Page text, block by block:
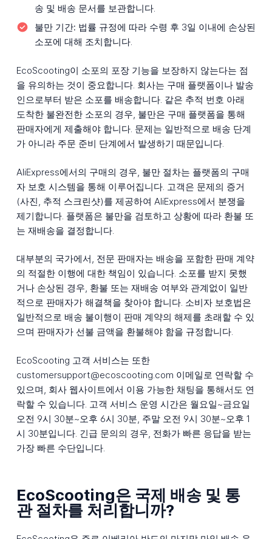
송 및 배송 문서를 보관합니다.
불만 기간: 법률 규정에 따라 수령 후 3일 이내에 손상된
소포에 대해 조치합니다.
EcoScooting이 소포의 포장 기능을 보장하지 않는다는 점
을 유의하는 것이 중요합니다. 회사는 구매 플랫폼이나 발송
인으로부터 받은 소포를 배송합니다. 같은 추적 번호 아래
도착한 불완전한 소포의 경우, 불만은 구매 플랫폼을 통해
판매자에게 제출해야 합니다. 문제는 일반적으로 배송 단계
가 아니라 주문 준비 단계에서 발생하기 때문입니다.
AliExpress에서의 구매의 경우, 불만 절차는 플랫폼의 구매
자 보호 시스템을 통해 이루어집니다. 고객은 문제의 증거
(사진, 추적 스크린샷)를 제공하여 AliExpress에서 분쟁을
제기합니다. 플랫폼은 불만을 검토하고 상황에 따라 환불 또
는 재배송을 결정합니다.
대부분의 국가에서, 전문 판매자는 배송을 포함한 판매 계약
의 적절한 이행에 대한 책임이 있습니다. 소포를 받지 못했
거나 손상된 경우, 환불 또는 재배송 여부와 관계없이 일반
적으로 판매자가 해결책을 찾아야 합니다. 소비자 보호법은
일반적으로 배송 불이행이 판매 계약의 해제를 초래할 수 있
으며 판매자가 선불 금액을 환불해야 함을 규정합니다.
EcoScooting 고객 서비스는 또한
customersupport@ecoscooting.com 이메일로 연락할 수
있으며, 회사 웹사이트에서 이용 가능한 채팅을 통해서도 연
락할 수 있습니다. 고객 서비스 운영 시간은 월요일~금요일
오전 9시 30분~오후 6시 30분, 주말 오전 9시 30분~오후 1
시 30분입니다. 긴급 문의의 경우, 전화가 빠른 응답을 받는
가장 빠른 수단입니다.
EcoScooting은 국제 배송 및 통
관 절차를 처리합니까?